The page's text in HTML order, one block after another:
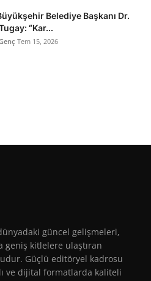
Belediye Başkanı Dr.
“Kar...
Tem 15, 2026
güncel gelişmeleri,
geniş kitlelere ulaştıran
Güçlü editöryel kadrosu
ve dijital formatlarda kaliteli